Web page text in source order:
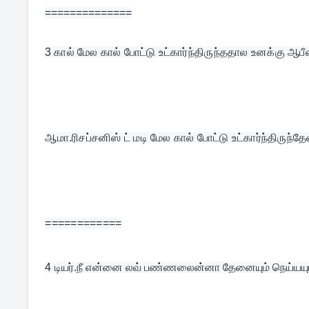
==============
3 கால் மேல கால் போட்டு உட்கார்ந்திருந்ததால உனக்கு
ஆமா.ரிசப்சனிஸ் ட் மடி மேல கால் போட்டு
============
4 டியர்.நீ என்னை லவ் பண்ணலைன்னா தேனையும் நெய்யயும்